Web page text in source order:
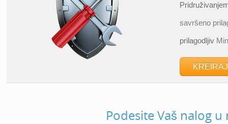
savršeno
prilagodljiv
Podesite Vaš nalog